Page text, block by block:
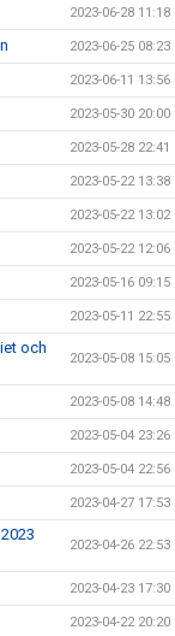
2023-06-28 11:18
2023-06-25 08:23
2023-06-11 13:56
2023-05-30 20:00
2023-05-28 22:41
2023-05-22 13:38
2023-05-22 13:02
2023-05-22 12:06
2023-05-16 09:15
2023-05-11 22:55
och
2023-05-08 15:05
2023-05-08 14:48
2023-05-04 23:26
2023-05-04 22:56
2023-04-27 17:53
2023-04-26 22:53
2023-04-23 17:30
2023-04-22 20:20